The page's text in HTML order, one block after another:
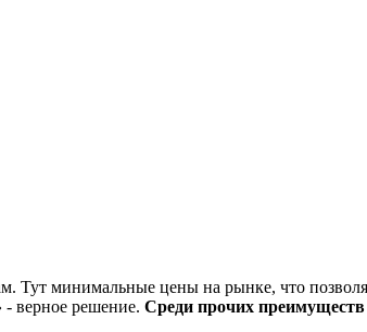
минимальные цены на рынке, что
- верное решение. Среди прочих преимуществ